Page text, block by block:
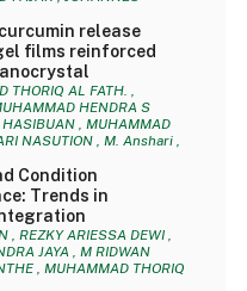
release
films reinforced
THORIQ AL FATH. ,
HENDRA S
, MUHAMMAD
NASUTION , M. Anshari ,
Condition
Trends in
, REZKY ARIESSA DEWI ,
JAYA , M RIDWAN
, MUHAMMAD THORIQ